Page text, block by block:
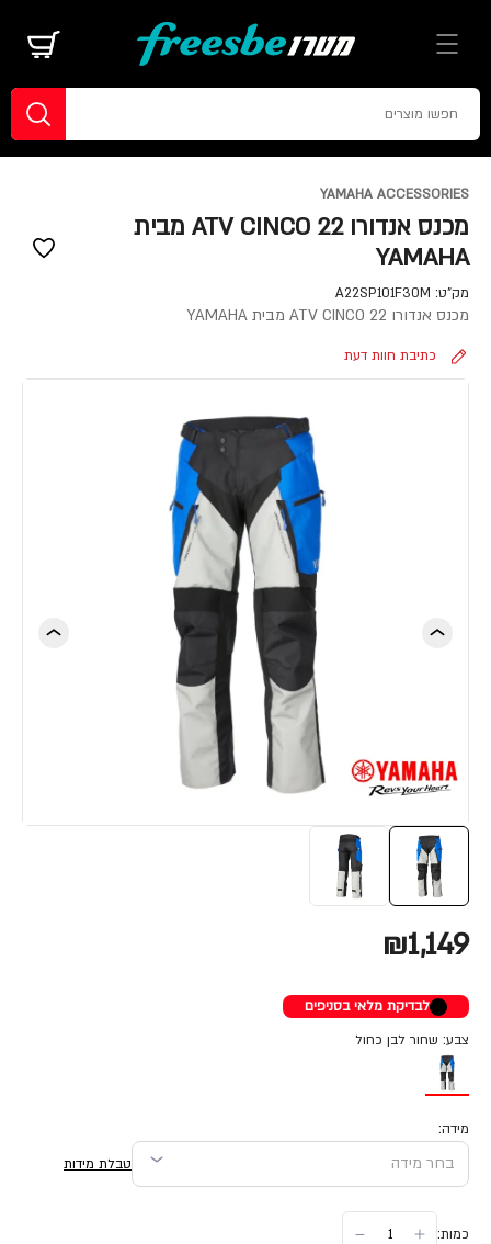
YAMAHA ACCESSORIES
מכנס אנדורו ATV CINCO 22 מבית
YAMAHA
מק"ט: A22SP101F30M
מכנס אנדורו ATV CINCO 22 מבית YAMAHA
כתיבת חוות דעת
₪1,149
לבדיקת מלאי בסניפים
צבע: שחור לבן כחול
מידה:
טבלת מידות
כמות: